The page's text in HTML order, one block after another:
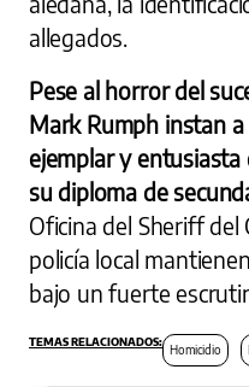
allegados.
Pese al horror del
Mark Rumph instan
ejemplar y
su diploma de
Oficina del Sheriff
policía local
bajo un fuerte
Homicidio